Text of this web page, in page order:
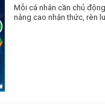
Mỗi cá nhân cần chủ
nâng cao nhận thức, rèn